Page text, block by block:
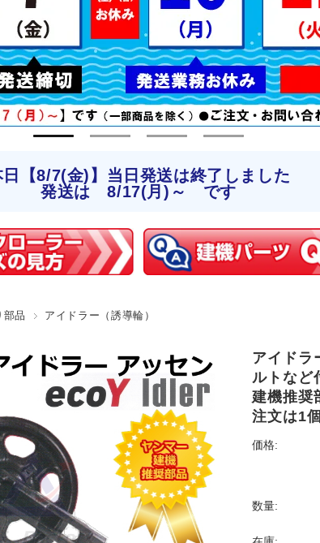
日【8/7(金)】当日発送は終了しました
発送は 8/17(月)～ です
部品 アイドラー（誘導輪）
アイドラ
ルトなど
建機推
注文は1
価格:
数量: